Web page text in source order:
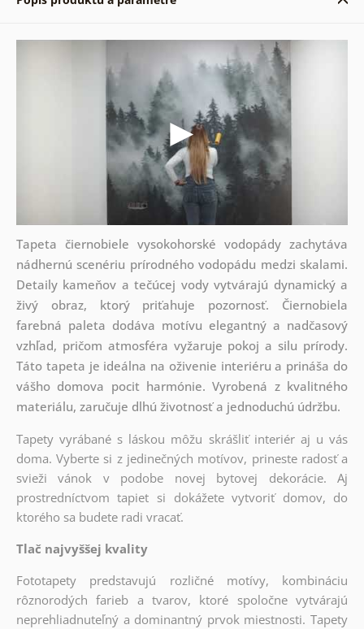
Tapeta čiernobiele vysokohorské vodopády zachytáva
nádhernú scenériu prírodného vodopádu medzi skalami.
Detaily kameňov a tečúcej vody vytvárajú dynamický a
živý obraz, ktorý priťahuje pozornosť. Čiernobiela
farebná paleta dodáva motívu elegantný a nadčasový
vzhľad, pričom atmosféra vyžaruje pokoj a silu prírody.
Táto tapeta je ideálna na oživenie interiéru a prináša do
vášho domova pocit harmónie. Vyrobená z kvalitného
materiálu, zaručuje dlhú životnosť a jednoduchú údržbu.
Tapety vyrábané s láskou môžu skrášliť interiér aj u vás
doma. Vyberte si z jedinečných motívov, prineste radosť a
svieži vánok v podobe novej bytovej dekorácie. Aj
prostredníctvom tapiet si dokážete vytvoriť domov, do
ktorého sa budete radi vracať.
Tlač najvyššej kvality
Fototapety predstavujú rozličné motívy, kombináciu
rôznorodých farieb a tvarov, ktoré spoločne vytvárajú
neprehliadnuteľný a dominantný prvok miestnosti. Tapety